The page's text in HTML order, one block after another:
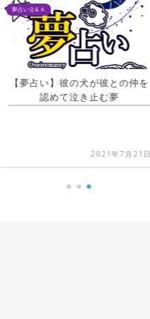
夢占いＱ＆Ａ
【夢占い】彼の犬が彼との仲を
認めて泣き止む夢
2021年7月21日